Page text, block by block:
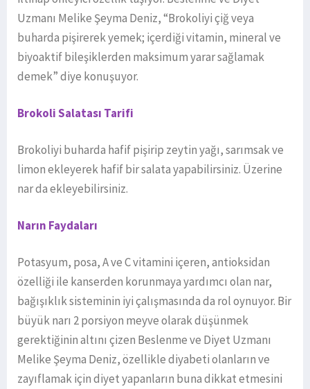
Uzmanı Melike Şeyma Deniz, “Brokoliyi çiğ veya
buharda pişirerek yemek; içerdiği vitamin, mineral ve
biyoaktif bileşiklerden maksimum yarar sağlamak
demek” diye konuşuyor.
Brokoli Salatası Tarifi
Brokoliyi buharda hafif pişirip zeytin yağı, sarımsak ve
limon ekleyerek hafif bir salata yapabilirsiniz. Üzerine
nar da ekleyebilirsiniz.
Narın Faydaları
Potasyum, posa, A ve C vitamini içeren, antioksidan
özelliği ile kanserden korunmaya yardımcı olan nar,
bağışıklık sisteminin iyi çalışmasında da rol oynuyor. Bir
büyük narı 2 porsiyon meyve olarak düşünmek
gerektiğinin altını çizen Beslenme ve Diyet Uzmanı
Melike Şeyma Deniz, özellikle diyabeti olanların ve
zayıflamak için diyet yapanların buna dikkat etmesini